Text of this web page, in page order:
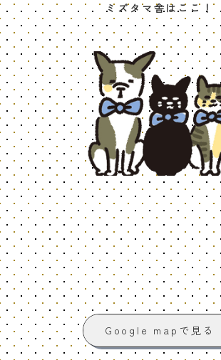
ミズタマ舎はここ！
Google mapで見る